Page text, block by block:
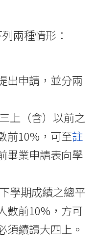
兩種情形：
出申請，並分兩
上（含）以前之
前10%， 可至註
畢業申請表向學
學期成績之總平
數前10%，方可
須續讀大四上。